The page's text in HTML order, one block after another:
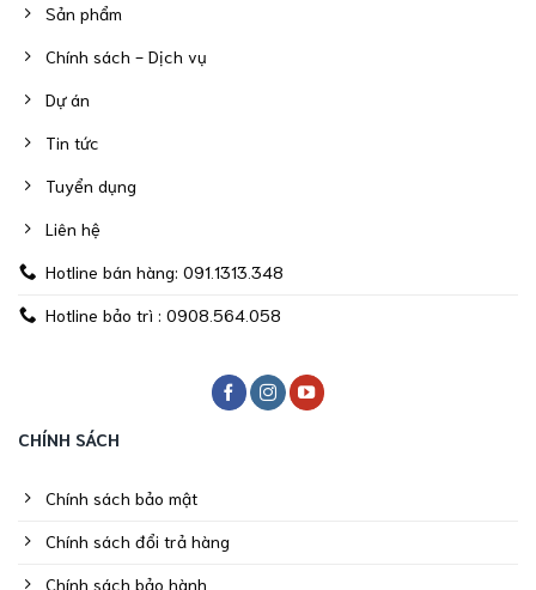
Sản phẩm
Chính sách - Dịch vụ
Dự án
Tin tức
Tuyển dụng
Liên hệ
Hotline bán hàng: 091.1313.348
Hotline bảo trì : 0908.564.058
CHÍNH SÁCH
Chính sách bảo mật
Chính sách đổi trả hàng
Chính sách bảo hành